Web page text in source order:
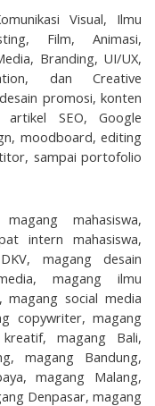
Visual, Ilmu
Film, Animasi,
Branding, UI/UX,
dan Creative
promosi, konten
SEO, Google
moodboard, editing
sampai portofolio
mahasiswa,
intern mahasiswa,
magang desain
magang ilmu
magang social media
copywriter, magang
magang Bali,
magang Bandung,
magang Malang,
Denpasar, magang